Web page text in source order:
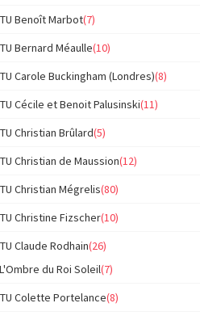
Benoît Marbot(7)
Bernard Méaulle(10)
Carole Buckingham (Londres)(8)
Cécile et Benoit Palusinski(11)
Christian Brûlard(5)
Christian de Maussion(12)
Christian Mégrelis(80)
Christine Fizscher(10)
Claude Rodhain(26)
L'Ombre du Roi Soleil(7)
Colette Portelance(8)